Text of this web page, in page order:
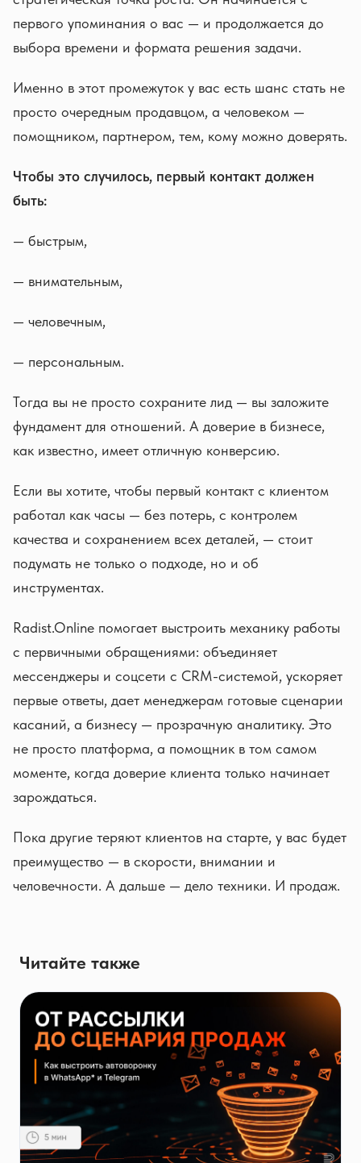
первого упоминания о вас — и продолжается до
выбора времени и формата решения задачи.
Именно в этот промежуток у вас есть шанс стать не
просто очередным продавцом, а человеком —
помощником, партнером, тем, кому можно доверять.
Чтобы это случилось, первый контакт должен
быть:
— быстрым,
— внимательным,
— человечным,
— персональным.
Тогда вы не просто сохраните лид — вы заложите
фундамент для отношений. А доверие в бизнесе,
как известно, имеет отличную конверсию.
Если вы хотите, чтобы первый контакт с клиентом
работал как часы — без потерь, с контролем
качества и сохранением всех деталей, — стоит
подумать не только о подходе, но и об
инструментах.
Radist.Online помогает выстроить механику работы
с первичными обращениями: объединяет
мессенджеры и соцсети с CRM-системой, ускоряет
первые ответы, дает менеджерам готовые сценарии
касаний, а бизнесу — прозрачную аналитику. Это
не просто платформа, а помощник в том самом
моменте, когда доверие клиента только начинает
зарождаться.
Пока другие теряют клиентов на старте, у вас будет
преимущество — в скорости, внимании и
человечности. А дальше — дело техники. И продаж.
Читайте также